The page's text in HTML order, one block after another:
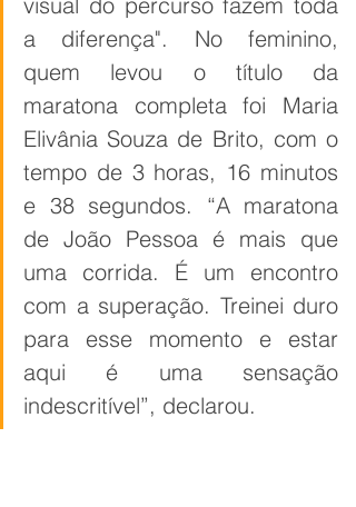
a diferença". No feminino,
quem levou o título da
maratona completa foi Maria
Elivânia Souza de Brito, com o
tempo de 3 horas, 16 minutos
e 38 segundos. “A maratona
de João Pessoa é mais que
uma corrida. É um encontro
com a superação. Treinei duro
para esse momento e estar
aqui é uma sensação
indescritível”, declarou.